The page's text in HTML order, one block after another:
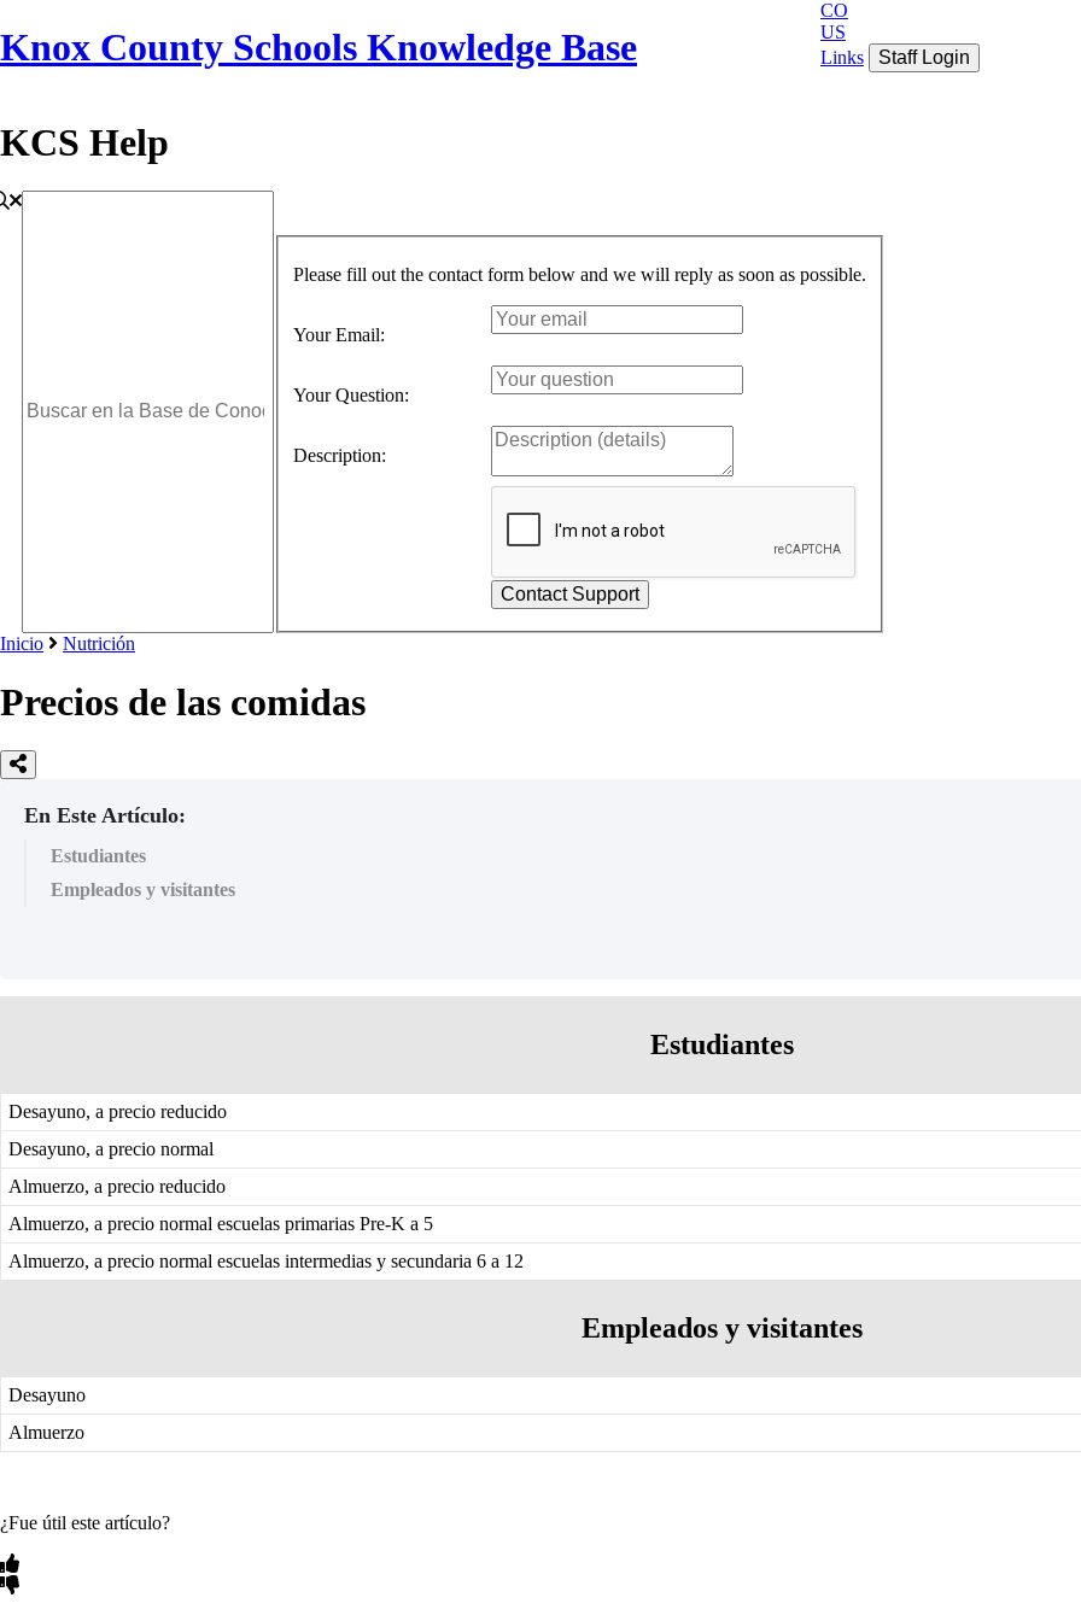
Knox County Schools Knowledge Base
CO
US
Links
Staff Login
KCS Help
Please fill out the contact form below and we will reply as soon as possible.
Your Email:
Your Question:
Description:
Inicio Nutrición
Precios de las comidas
En Este Artículo:
Estudiantes
Empleados y visitantes
Estudiantes
Desayuno, a precio reducido
Desayuno, a precio normal
Almuerzo, a precio reducido
Almuerzo, a precio normal escuelas primarias Pre-K a 5
Almuerzo, a precio normal escuelas intermedias y secundaria 6 a 12
Empleados y visitantes
Desayuno
Almuerzo
¿Fue útil este artículo?